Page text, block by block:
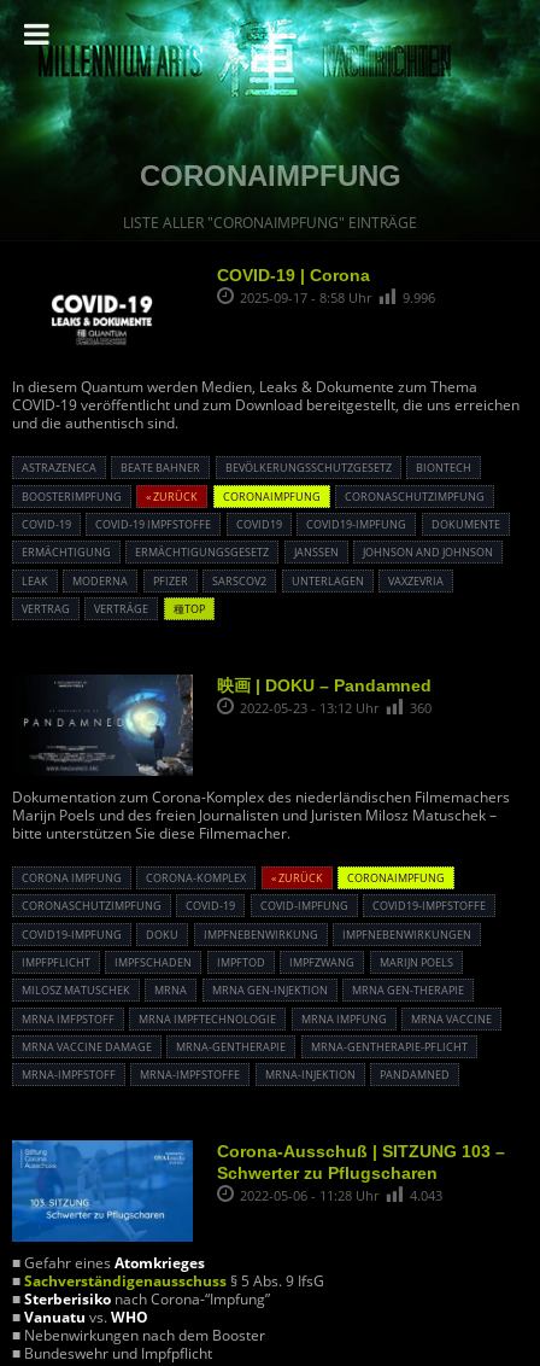
CORONAIMPFUNG
LISTE ALLER "CORONAIMPFUNG" EINTRÄGE
COVID-19 | Corona
2025-09-17 - 8:58 Uhr 9.996
In diesem Quantum werden Medien, Leaks & Dokumente zum Thema
COVID-19 veröffentlicht und zum Download bereitgestellt, die uns erreichen
und die authentisch sind.
ASTRAZENECA BEATE BAHNER BEVÖLKERUNGSSCHUTZGESETZ
BIONTECH
BOOSTERIMPFUNG
« ZURÜCK CORONAIMPFUNG
CORONASCHUTZIMPFUNG
COVID-19
COVID-19 IMPFSTOFFE COVID19 COVID19-IMPFUNG
DOKUMENTE
ERMÄCHTIGUNG
ERMÄCHTIGUNGSGESETZ JANSSEN
JOHNSON AND JOHNSON
LEAK
MODERNA PFIZER SARSCOV2 UNTERLAGEN
VAXZEVRIA
VERTRAG
VERTRÄGE 種TOP
映画 | DOKU – Pandamned
2022-05-23 - 13:12 Uhr 360
Dokumentation zum Corona-Komplex des niederländischen Filmemachers
Marijn Poels und des freien Journalisten und Juristen Milosz Matuschek –
bitte unterstützen Sie diese Filmemacher.
CORONA IMPFUNG CORONA-KOMPLEX « ZURÜCK
CORONAIMPFUNG
CORONASCHUTZIMPFUNG
COVID-19 COVID-IMPFUNG
COVID19-IMPFSTOFFE
COVID19-IMPFUNG
DOKU IMPFNEBENWIRKUNG
IMPFNEBENWIRKUNGEN
IMPFPFLICHT
IMPFSCHADEN IMPFTOD IMPFZWANG
MARIJN POELS
MILOSZ MATUSCHEK
MRNA MRNA GEN-INJEKTION
MRNA GEN-THERAPIE
MRNA IMFPSTOFF
MRNA IMPFTECHNOLOGIE MRNA IMPFUNG
MRNA VACCINE
MRNA VACCINE DAMAGE
MRNA-GENTHERAPIE
MRNA-GENTHERAPIE-PFLICHT
MRNA-IMPFSTOFF
MRNA-IMPFSTOFFE MRNA-INJEKTION PANDAMNED
Corona-Ausschuß | SITZUNG 103 –
Schwerter zu Pflugscharen
2022-05-06 - 11:28 Uhr 4.043
■ Gefahr eines Atomkrieges
■Sachverständigenausschuss§ 5 Abs. 9 IfsG
■Sterberisiko nach Corona-“Impfung”
■Vanuatu vs.WHO
■ Nebenwirkungen nach dem Booster
■ Bundeswehr und Impfpflicht